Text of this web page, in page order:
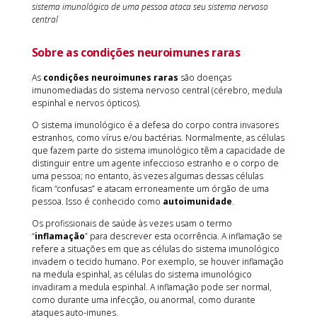
sistema imunológico de uma pessoa ataca seu sistema nervoso
central
Sobre as condições neuroimunes raras
As condições neuroimunes raras são doenças
imunomediadas do sistema nervoso central (cérebro, medula
espinhal e nervos ópticos).
O sistema imunológico é a defesa do corpo contra invasores
estranhos, como vírus e/ou bactérias. Normalmente, as células
que fazem parte do sistema imunológico têm a capacidade de
distinguir entre um agente infeccioso estranho e o corpo de
uma pessoa; no entanto, às vezes algumas dessas células
ficam “confusas” e atacam erroneamente um órgão de uma
pessoa. Isso é conhecido como autoimunidade.
Os profissionais de saúde às vezes usam o termo
“inflamação” para descrever esta ocorrência. A inflamação se
refere a situações em que as células do sistema imunológico
invadem o tecido humano. Por exemplo, se houver inflamação
na medula espinhal, as células do sistema imunológico
invadiram a medula espinhal. A inflamação pode ser normal,
como durante uma infecção, ou anormal, como durante
ataques auto-imunes.